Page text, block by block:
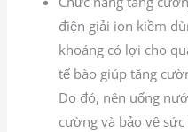
điện giải ion kiềm
khoáng có lợi cho
tế bào giúp tăng
Do đó, nên uống
cường và bảo vệ